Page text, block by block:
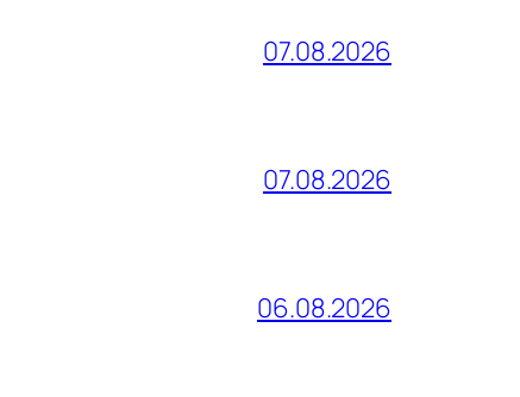
07.08.2026
07.08.2026
06.08.2026